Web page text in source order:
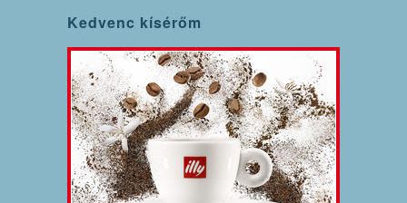
Kedvenc kísérőm